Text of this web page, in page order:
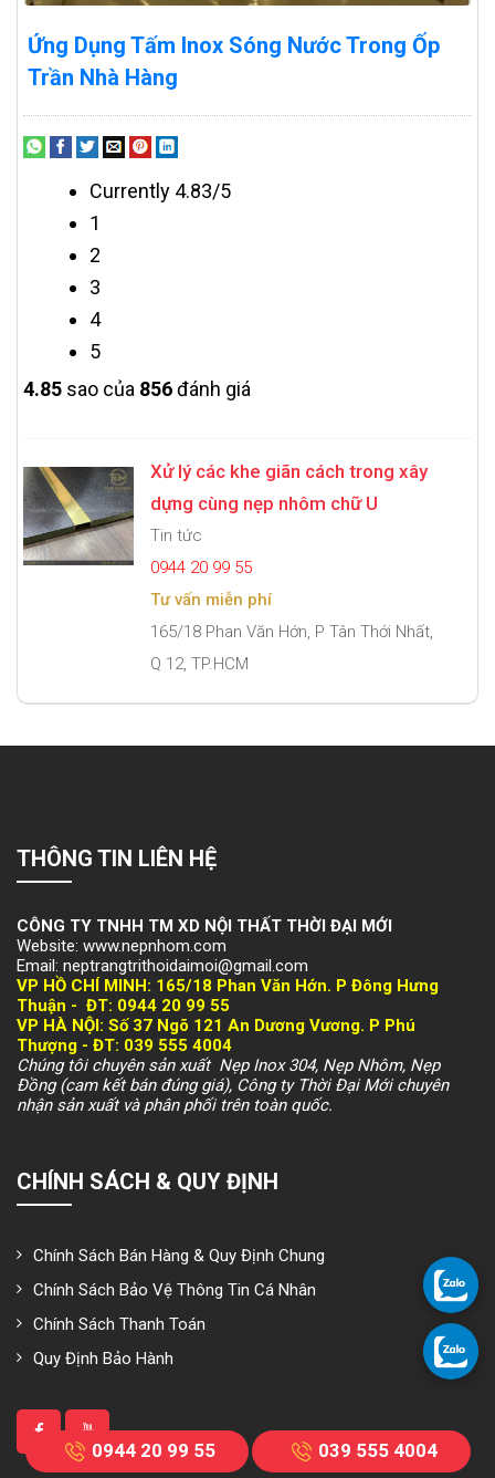
Ứng Dụng Tấm Inox Sóng Nước Trong Ốp
Trần Nhà Hàng
Currently 4.83/5
1
2
3
4
5
4.85 sao của 856đánh giá
Xử lý các khe giãn cách trong xây
dựng cùng nẹp nhôm chữ U
Tin tức
0944 20 99 55
Tư vấn miễn phí
165/18 Phan Văn Hớn, P Tân Thới Nhất,
Q 12, TP.HCM
THÔNG TIN LIÊN HỆ
CÔNG TY TNHH TM XD NỘI THẤT THỜI ĐẠI MỚI
Website: www.nepnhom.com
Email: neptrangtrithoidaimoi@gmail.com
VP HỒ CHÍ MINH: 165/18 Phan Văn Hớn. P Đông Hưng
Thuận - ĐT: 0944 20 99 55
VP HÀ NỘI: Số 37 Ngõ 121 An Dương Vương. P Phú
Thượng - ĐT: 039 555 4004
Chúng tôi chuyên sản xuất Nẹp Inox 304, Nẹp Nhôm, Nẹp
Đồng (cam kết bán đúng giá), Công ty Thời Đại Mới chuyên
nhận sản xuất và phân phối trên toàn quốc.
CHÍNH SÁCH & QUY ĐỊNH
Chính Sách Bán Hàng & Quy Định Chung
Chính Sách Bảo Vệ Thông Tin Cá Nhân
Chính Sách Thanh Toán
Quy Định Bảo Hành
0944 20 99 55 039 555 4004